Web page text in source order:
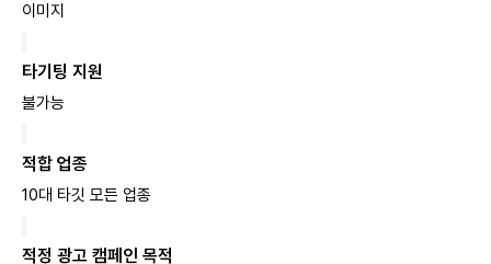
이미지
타기팅 지원
불가능
적합 업종
10대 타깃 모든 업종
적정 광고 캠페인 목적